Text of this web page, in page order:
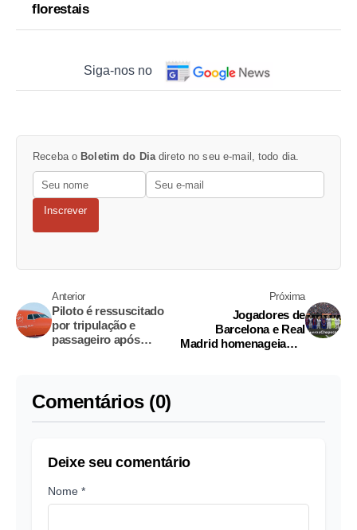
florestais
Siga-nos no
Receba o Boletim do Dia direto no seu e-mail, todo dia.
Inscrever
Anterior
Piloto é ressuscitado
por tripulação e
passageiro após
Próxima
Jogadores de
Barcelona e Real
Madrid homenageiam a
Comentários (0)
Deixe seu comentário
Nome *